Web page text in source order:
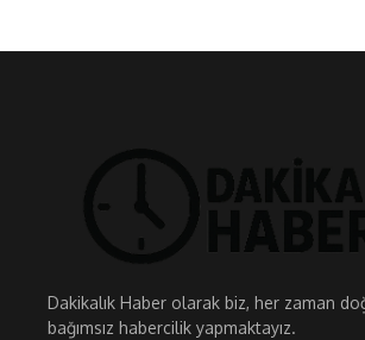
Dakikalık Haber olarak biz, her zaman
bağımsız habercilik yapmaktayız.